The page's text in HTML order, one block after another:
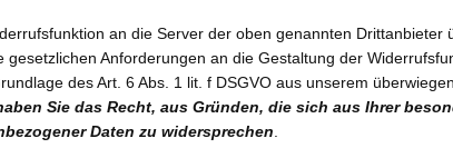
an die Server der oben genannten Drittanbieter
Anforderungen an die Gestaltung der
des Art. 6 Abs. 1 lit. f DSGVO aus unserem
Sie das Recht, aus Gründen, die sich aus Ihrer
Daten zu widersprechen